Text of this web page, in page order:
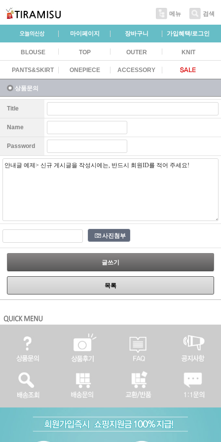
메뉴 검색
마이페이지 장바구니 가입혜택/로그인
BLOUSE TOP OUTER KNIT
PANTS&SKIRT ONEPIECE ACCESSORY
상품문의
Title
Name
Password
사진첨부
글쓰기
목록